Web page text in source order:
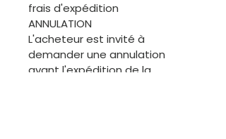
frais d'expédition
ANNULATION
L'acheteur est invité à
demander une annulation
avant l'expédition de la